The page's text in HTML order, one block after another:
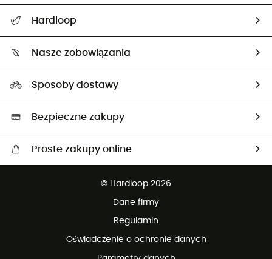
Śledzenie przesyłki
Zwrot artykułów i zwrot środków
Hardloop
Nasze zobowiązania
Neutralność węglowa
Wybrane produkty eko
Sposoby dostawy
Bezpieczne zakupy
Proste zakupy online
© Hardloop 2026
Dane firmy
Regulamin
Oświadczenie o ochronie danych